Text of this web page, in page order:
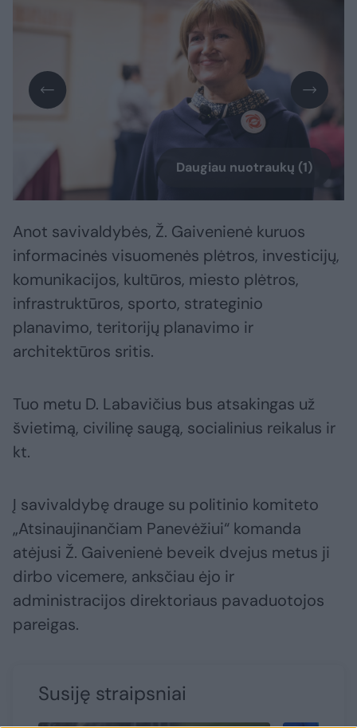
Daugiau nuotraukų (1)
Anot savivaldybės, Ž. Gaivenienė kuruos
informacinės visuomenės plėtros, investicijų,
komunikacijos, kultūros, miesto plėtros,
infrastruktūros, sporto, strateginio
planavimo, teritorijų planavimo ir
architektūros sritis.
Tuo metu D. Labavičius bus atsakingas už
švietimą, civilinę saugą, socialinius reikalus ir
kt.
Į savivaldybę drauge su politinio komiteto
„Atsinaujinančiam Panevėžiui“ komanda
atėjusi Ž. Gaivenienė beveik dvejus metus ji
dirbo vicemere, anksčiau ėjo ir
administracijos direktoriaus pavaduotojos
pareigas.
Susiję straipsniai